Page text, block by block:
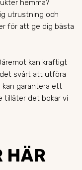
hemma?
utrustning och
för att ge dig bästa
kan kraftigt
svårt att utföra
kan garantera ett
tillåter det bokar vi
HÄR